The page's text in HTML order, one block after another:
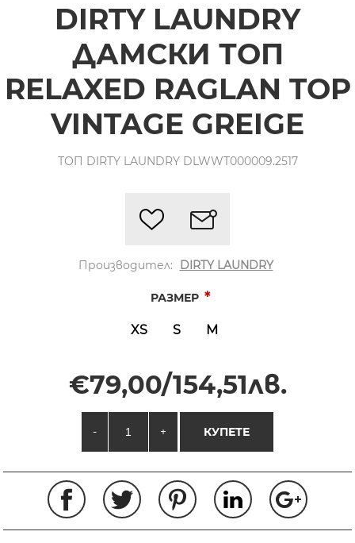
DIRTY LAUNDRY
ДАМСКИ ТОП
RELAXED RAGLAN TOP
VINTAGE GREIGE
ТОП DIRTY LAUNDRY DLWWT000009.2517
Производител: DIRTY LAUNDRY
РАЗМЕР *
XS S M
€79,00/154,51лв.
- + КУПЕТЕ